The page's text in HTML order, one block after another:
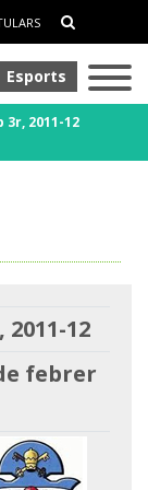
Esports
2011-12
12
febrer